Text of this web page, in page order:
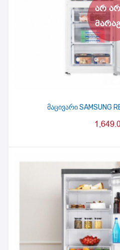
მაცივარი SAMSUNG